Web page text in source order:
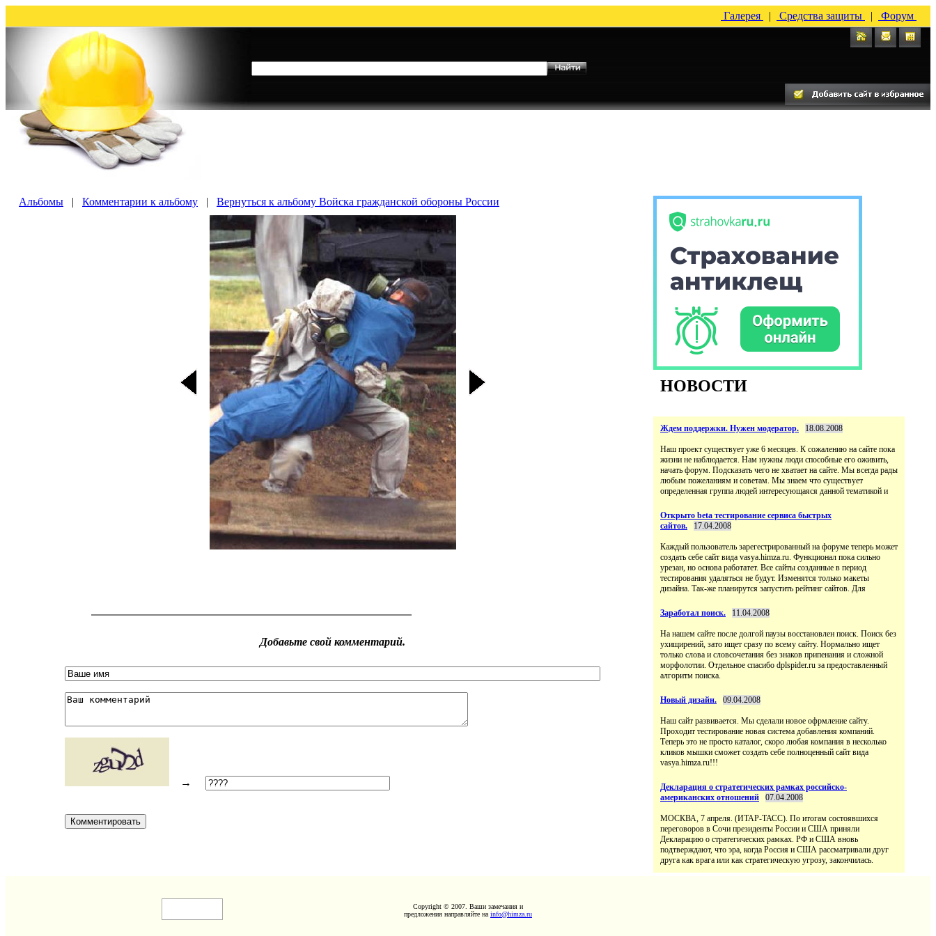
Галерея | Средства защиты | Форум
Альбомы | Комментарии к альбому | Вернуться к альбому Войска гражданской обороны России
Добавьте свой комментарий.
→
НОВОСТИ
Ждем поддержки. Нужен модератор. 18.08.2008
Наш проект существует уже 6 месяцев. К сожалению на сайте пока
жизни не наблюдается. Нам нужны люди способные его оживить,
начать форум. Подсказать чего не хватает на сайте. Мы всегда рады
любым пожеланиям и советам. Мы знаем что существует
определенная группа людей интересующаяся данной тематикой и
Открыто beta тестирование сервиса быстрых
сайтов.
17.04.2008
Каждый пользователь зарегестрированный на форуме теперь может
создать себе сайт вида vasya.himza.ru. Функционал пока сильно
урезан, но основа работатет. Все сайты созданные в период
тестирования удаляться не будут. Изменятся только макеты
дизайна. Так-же планирутся запустить рейтинг сайтов. Для
Заработал поиск. 11.04.2008
На нашем сайте после долгой паузы восстановлен поиск. Поиск без
ухищирений, зато ищет сразу по всему сайту. Нормально ищет
только слова и словсочетания без знаков припенания и сложной
морфолотии. Отдельное спасибо dplspider.ru за предоставленный
алгоритм поиска.
Новый дизайн. 09.04.2008
Наш сайт развивается. Мы сделали новое офрмление сайту.
Проходит тестирование новая система добавления компаний.
Теперь это не просто каталог, скоро любая компания в несколько
кликов мышки сможет создать себе полноценный сайт вида
vasya.himza.ru!!!
Декларация о стратегических рамках российско-
американских отношений
07.04.2008
МОСКВА, 7 апреля. (ИТАР-ТАСС). По итогам состоявшихся
переговоров в Сочи президенты России и США приняли
Декларацию о стратегических рамках. РФ и США вновь
подтверждают, что эра, когда Россия и США рассматривали друг
друга как врага или как стратегическую угрозу, закончилась.
Copyright © 2007. Ваши замечания и
предложения направляйте на info@himza.ru